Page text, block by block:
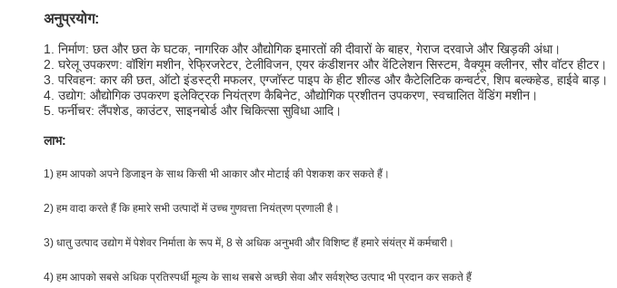
अनुप्रयोग:
1. निर्माण: छत और छत के घटक, नागरिक और औद्योगिक इमारतों की दीवारों के बाहर, गेराज दरवाजे और खिड़की अंधा।
2. घरेलू उपकरण: वॉशिंग मशीन, रेफ्रिजरेटर, टेलीविजन, एयर कंडीशनर और वेंटिलेशन सिस्टम, वैक्यूम क्लीनर, सौर वॉटर हीटर।
3. परिवहन: कार की छत, ऑटो इंडस्ट्री मफलर, एग्जॉस्ट पाइप के हीट शील्ड और कैटेलिटिक कन्वर्टर, शिप बल्कहेड, हाईवे बाड़।
4. उद्योग: औद्योगिक उपकरण इलेक्ट्रिक नियंत्रण कैबिनेट, औद्योगिक प्रशीतन उपकरण, स्वचालित वेंडिंग मशीन।
5. फर्नीचर: लैंपशेड, काउंटर, साइनबोर्ड और चिकित्सा सुविधा आदि।
लाभ:
1) हम आपको अपने डिजाइन के साथ किसी भी आकार और मोटाई की पेशकश कर सकते हैं।
2) हम वादा करते हैं कि हमारे सभी उत्पादों में उच्च गुणवत्ता नियंत्रण प्रणाली है।
3) धातु उत्पाद उद्योग में पेशेवर निर्माता के रूप में, 8 से अधिक अनुभवी और विशिष्ट हैंहमारे संयंत्र में कर्मचारी।
4) हम आपको सबसे अधिक प्रतिस्पर्धी मूल्य के साथ सबसे अच्छी सेवा और सर्वश्रेष्ठ उत्पाद भी प्रदान कर सकते हैं